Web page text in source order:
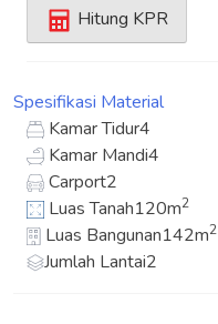
Hitung KPR
Spesifikasi Material
Kamar Tidur4
Kamar Mandi4
Carport2
Luas Tanah120m2
Luas Bangunan142m2
Jumlah Lantai2